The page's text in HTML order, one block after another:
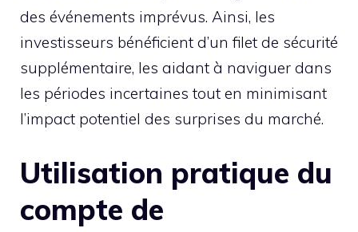
des événements imprévus. Ainsi, les
investisseurs bénéficient d’un filet de sécurité
supplémentaire, les aidant à naviguer dans
les périodes incertaines tout en minimisant
l’impact potentiel des surprises du marché.
Utilisation pratique du
compte de